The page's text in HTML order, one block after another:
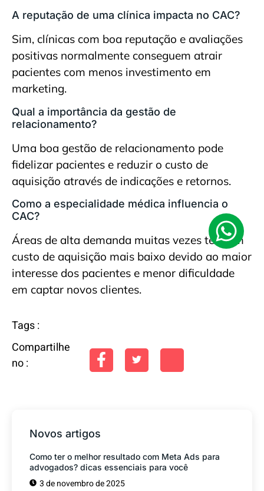
A reputação de uma clínica impacta no CAC?
Sim, clínicas com boa reputação e avaliações
positivas normalmente conseguem atrair
pacientes com menos investimento em
marketing.
Qual a importância da gestão de
relacionamento?
Uma boa gestão de relacionamento pode
fidelizar pacientes e reduzir o custo de
aquisição através de indicações e retornos.
Como a especialidade médica influencia o
CAC?
Áreas de alta demanda muitas vezes têm um
custo de aquisição mais baixo devido ao maior
interesse dos pacientes e menor dificuldade
em captar novos clientes.
Tags :
Compartilhe
no :
Novos artigos
Como ter o melhor resultado com Meta Ads para
advogados? dicas essenciais para você
3 de novembro de 2025